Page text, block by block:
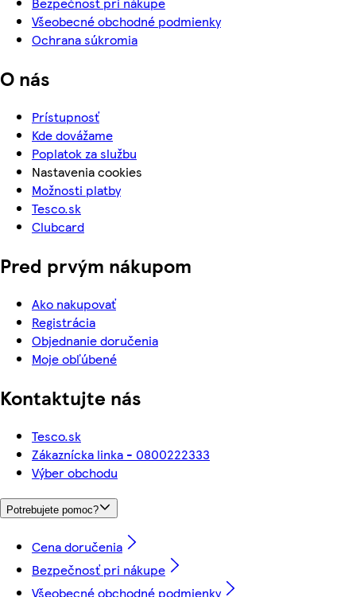
Všeobecné obchodné podmienky
Ochrana súkromia
O nás
Prístupnosť
Kde dovážame
Poplatok za službu
Nastavenia cookies
Možnosti platby
Tesco.sk
Clubcard
Pred prvým nákupom
Ako nakupovať
Registrácia
Objednanie doručenia
Moje obľúbené
Kontaktujte nás
Tesco.sk
Zákaznícka linka - 0800222333
Výber obchodu
Potrebujete pomoc?
Cena doručenia
Bezpečnosť pri nákupe
Všeobecné obchodné podmienky